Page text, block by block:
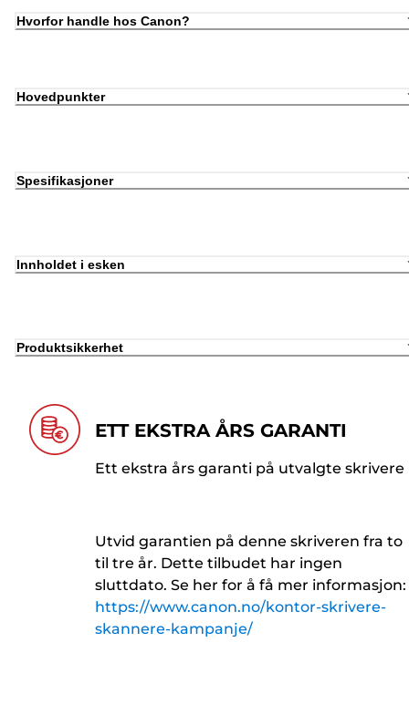
Hvorfor handle hos Canon?
Hovedpunkter
Spesifikasjoner
Innholdet i esken
Produktsikkerhet
ETT EKSTRA ÅRS GARANTI
Ett ekstra års garanti på utvalgte skrivere
Utvid garantien på denne skriveren fra to
til tre år. Dette tilbudet har ingen
sluttdato. Se her for å få mer informasjon:
https://www.canon.no/kontor-skrivere-
skannere-kampanje/